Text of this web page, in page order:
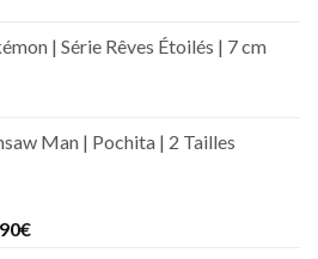
| Série Rêves Étoilés | 7 cm
Man | Pochita | 2 Tailles
€Plage